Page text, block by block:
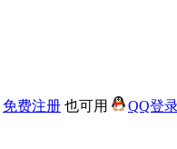
免费注册 也可用 QQ登